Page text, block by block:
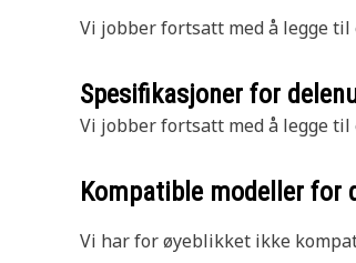
Vi jobber fortsatt med å legge
Spesifikasjoner for
Vi jobber fortsatt med å legge
Kompatible modeller for
Vi har for øyeblikket ikke